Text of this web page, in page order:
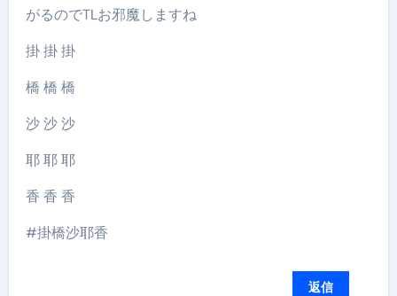
がるのでTLお邪魔しますね
掛 掛 掛
橋 橋 橋
沙 沙 沙
耶 耶 耶
香 香 香
#掛橋沙耶香
返信